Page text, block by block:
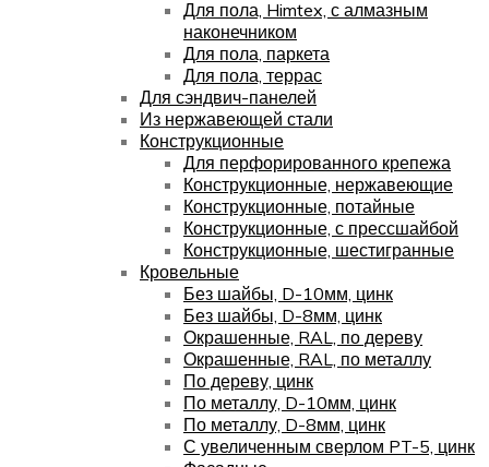
Для пола, Himtex, с алмазным
наконечником
Для пола, паркета
Для пола, террас
Для сэндвич-панелей
Из нержавеющей стали
Конструкционные
Для перфорированного крепежа
Конструкционные, нержавеющие
Конструкционные, потайные
Конструкционные, с прессшайбой
Конструкционные, шестигранные
Кровельные
Без шайбы, D-10мм, цинк
Без шайбы, D-8мм, цинк
Окрашенные, RAL, по дереву
Окрашенные, RAL, по металлу
По дереву, цинк
По металлу, D-10мм, цинк
По металлу, D-8мм, цинк
С увеличенным сверлом PT-5, цинк